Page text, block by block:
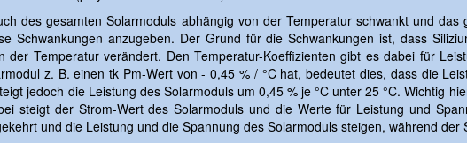
des gesamten Solarmoduls abhängig von der Temperatur schwankt und das
Schwankungen anzugeben. Der Grund für die Schwankungen ist, dass
Temperatur verändert. Den Temperatur-Koeffizienten gibt es dabei für
z. B. einen tk Pm-Wert von - 0,45 % / °C hat, bedeutet dies, dass die
jedoch die Leistung des Solarmoduls um 0,45 % je °C unter 25 °C. Wichtig
steigt der Strom-Wert des Solarmoduls und die Werte für Leistung und
und die Leistung und die Spannung des Solarmoduls steigen, während der